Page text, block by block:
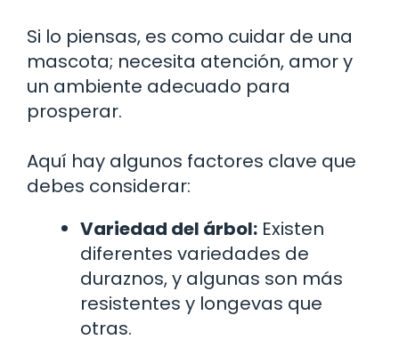
Si lo piensas, es como cuidar de una
mascota; necesita atención, amor y
un ambiente adecuado para
prosperar.
Aquí hay algunos factores clave que
debes considerar:
Variedad del árbol: Existen
diferentes variedades de
duraznos, y algunas son más
resistentes y longevas que
otras.